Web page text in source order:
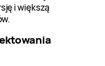
i większą